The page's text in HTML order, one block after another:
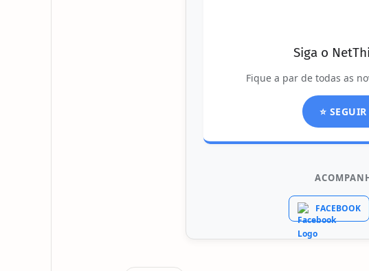
Siga o
Fique a par de todas as
⭐
FACEBOOK